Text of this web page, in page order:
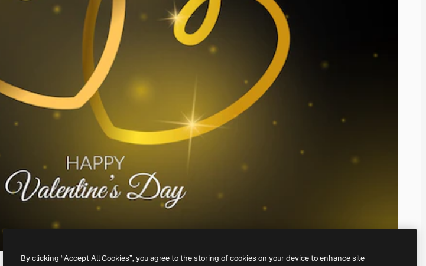
By clicking “Accept All Cookies”, you agree to the storing of cookies on your device to enhance site